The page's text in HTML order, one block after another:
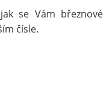
se Vám březnové
čísle.